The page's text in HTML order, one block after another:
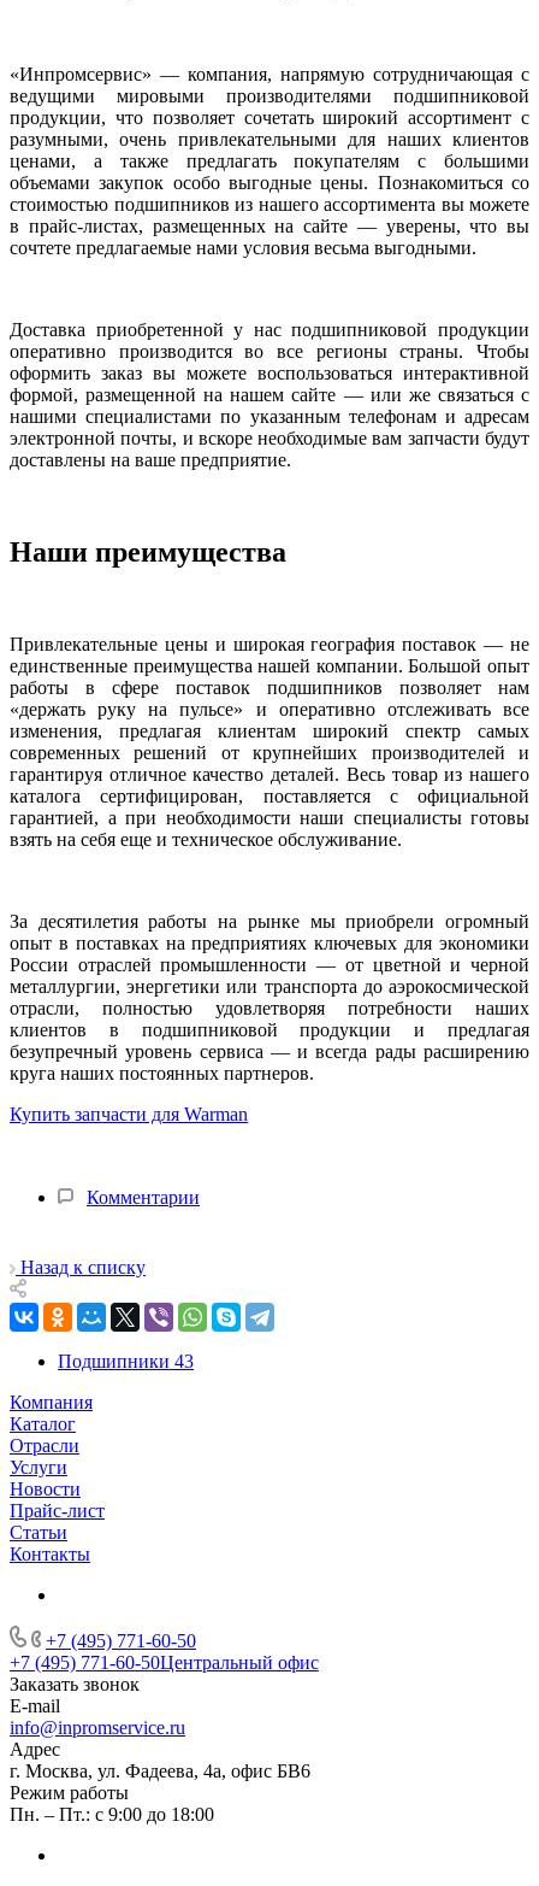
«Инпромсервис» — компания, напрямую сотрудничающая с
ведущими мировыми производителями подшипниковой
продукции, что позволяет сочетать широкий ассортимент с
разумными, очень привлекательными для наших клиентов
ценами, а также предлагать покупателям с большими
объемами закупок особо выгодные цены. Познакомиться со
стоимостью подшипников из нашего ассортимента вы можете
в прайс-листах, размещенных на сайте — уверены, что вы
сочтете предлагаемые нами условия весьма выгодными.
Доставка приобретенной у нас подшипниковой продукции
оперативно производится во все регионы страны. Чтобы
оформить заказ вы можете воспользоваться интерактивной
формой, размещенной на нашем сайте — или же связаться с
нашими специалистами по указанным телефонам и адресам
электронной почты, и вскоре необходимые вам запчасти будут
доставлены на ваше предприятие.
Наши преимущества
Привлекательные цены и широкая география поставок — не
единственные преимущества нашей компании. Большой опыт
работы в сфере поставок подшипников позволяет нам
«держать руку на пульсе» и оперативно отслеживать все
изменения, предлагая клиентам широкий спектр самых
современных решений от крупнейших производителей и
гарантируя отличное качество деталей. Весь товар из нашего
каталога сертифицирован, поставляется с официальной
гарантией, а при необходимости наши специалисты готовы
взять на себя еще и техническое обслуживание.
За десятилетия работы на рынке мы приобрели огромный
опыт в поставках на предприятиях ключевых для экономики
России отраслей промышленности — от цветной и черной
металлургии, энергетики или транспорта до аэрокосмической
отрасли, полностью удовлетворяя потребности наших
клиентов в подшипниковой продукции и предлагая
безупречный уровень сервиса — и всегда рады расширению
круга наших постоянных партнеров.
Купить запчасти для Warman
Комментарии
Назад к списку
Подшипники 43
Компания
Каталог
Отрасли
Услуги
Новости
Прайс-лист
Статьи
Контакты
+7 (495) 771-60-50
+7 (495) 771-60-50Центральный офис
Заказать звонок
E-mail
info@inpromservice.ru
Адрес
г. Москва, ул. Фадеева, 4а, офис БВ6
Режим работы
Пн. – Пт.: с 9:00 до 18:00